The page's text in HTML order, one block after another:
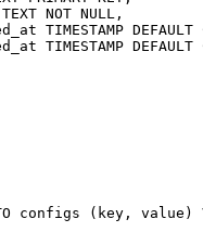
TEXT NOT NULL ,
TIMESTAMP DEFAULT
TIMESTAMP DEFAULT
configs (key, value )